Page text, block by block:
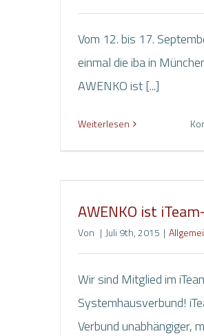
Vom 12. bis 17.
einmal die iba in
AWENKO ist [...]
Weiterlesen
AWENKO ist
Von | Juli 9th, 2015 |
Wir sind Mitglied im
Systemhausverbund!
Verbund unabhängiger,